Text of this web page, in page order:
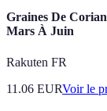
Graines De
Mars À Juin
Rakuten FR
11.06 EURVoir le